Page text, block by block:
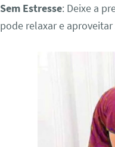
Sem Estresse: Deixe a
pode relaxar e